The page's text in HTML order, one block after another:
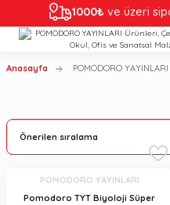
1000₺ ve üzeri
Anasayfa POMODORO YAYINLARI
POMODORO YAYINLARI
Pomodoro TYT Biyoloji Süper